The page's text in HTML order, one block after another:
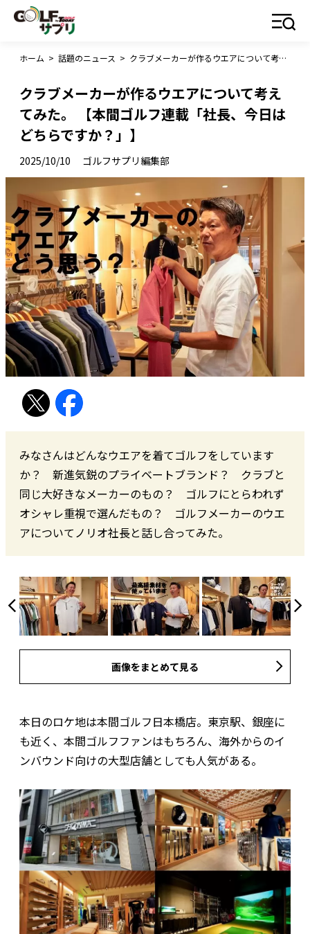
ホーム > 話題のニュース > クラブメーカーが作るウエアについて考えてみた。 【本間ゴルフ連載「社長、今日はどちらですか？」】
クラブメーカーが作るウエアについて考え
てみた。 【本間ゴルフ連載「社長、今日は
どちらですか？」】
2025/10/10 ゴルフサプリ編集部
みなさんはどんなウエアを着てゴルフをしています
か？ 新進気鋭のプライベートブランド？ クラブと
同じ大好きなメーカーのもの？ ゴルフにとらわれず
オシャレ重視で選んだもの？ ゴルフメーカーのウエ
アについてノリオ社長と話し合ってみた。
画像をまとめて見る
本日のロケ地は本間ゴルフ日本橋店。東京駅、銀座に
も近く、本間ゴルフファンはもちろん、海外からのイ
ンバウンド向けの大型店舗としても人気がある。